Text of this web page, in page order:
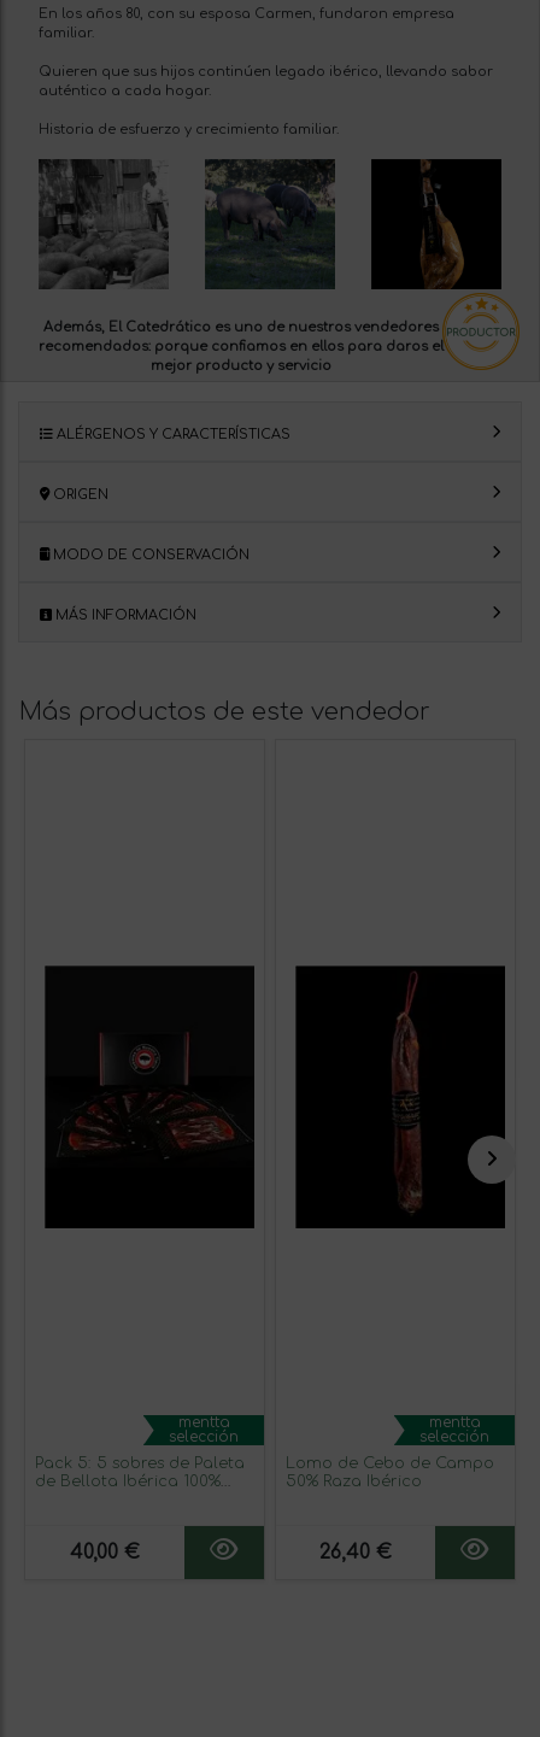
En los años 80, con su esposa Carmen, fundaron empresa
familiar.
Quieren que sus hijos continúen legado ibérico, llevando sabor
auténtico a cada hogar.
Historia de esfuerzo y crecimiento familiar.
Además, El Catedrático es uno de nuestros vendedores
recomendados: porque confiamos en ellos para daros el
mejor producto y servicio
ALÉRGENOS Y CARACTERÍSTICAS
ORIGEN
MODO DE CONSERVACIÓN
MÁS INFORMACIÓN
Más productos de este vendedor
mentta
selección
Pack 5: 5 sobres de Paleta
de Bellota Ibérica 100%
40,00 €
mentta
selección
Lomo de Cebo de Campo
50% Raza Ibérico
26,40 €